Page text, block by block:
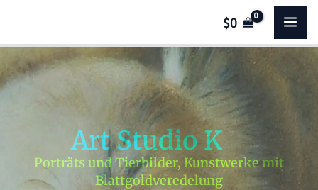
springen
$0
Art Studio K
Porträts und Tierbilder, Kunstwerke mit
Blattgoldveredelung